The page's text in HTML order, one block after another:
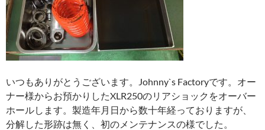
いつもありがとうございます。Johnny`s Factoryです。オー
ナー様からお預かりしたXLR250のリアショックをオーバー
ホールします。製造年月日から数十年経っておりますが、
分解した形跡は無く、初のメンテナンスの様でした。